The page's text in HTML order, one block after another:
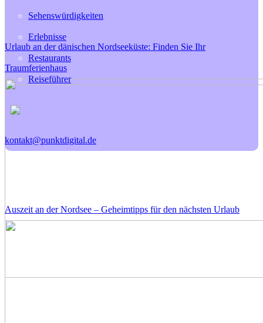
Urlaub an der dänischen Nordseeküste: Finden Sie Ihr
Traumferienhaus
Auszeit an der Nordsee – Geheimtipps für den nächsten Urlaub
Sehenswürdigkeiten
Erlebnisse
Restaurants
Reiseführer
kontakt@punktdigital.de